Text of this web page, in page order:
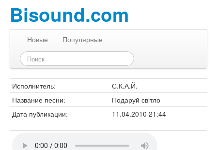
Bisound.com
Новые Популярные
Исполнитель:
С.К.А.Й.
Название песни:
Подаруй свiтло
Дата публикации:
11.04.2010 21:44